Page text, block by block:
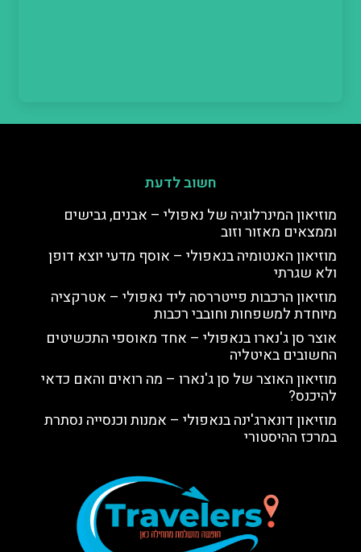
חשוב לדעת
מוזיאון המינרלוגיה של נאפולי – אבנים, גבישים
וממצאים מאזור וזוב
מוזיאון האנטומיה בנאפולי – אוסף מדעי יוצא דופן
ולא שגרתי
מוזיאון הרכבות פייטררסה ליד נאפולי – אטרקציה
מיוחדת למשפחות וחובבי רכבות
אוצר סן ג'נארו בנאפולי – אחד מאוספי התכשיטים
החשובים באיטליה
מוזיאון האוצר של סן ג'נארו – מה רואים והאם כדאי
להיכנס?
מוזיאון דונארג'ינה בנאפולי – אמנות וכנסייה נסתרת
במרכז ההיסטורי